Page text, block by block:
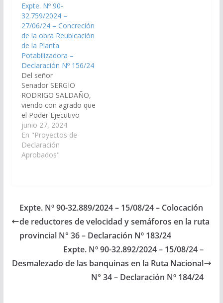
mutua colaboración
con los municipios de
la Provincia para el
diagnóstico técnico
edilicio de las Unidades
Educativas
dependientes del
organismo, y
asimismo…
Expte. Nº 90-
32.759/2024 –
27/06/24 – Concreción
de la obra Reubicación
de la Planta
Potabilizadora –
Declaración Nº 156/24
Del señor
Senador SERGIO
RODRIGO SALDAÑO,
viendo con agrado que
el Poder Ejecutivo
Provincial, a través del
Ministerio de
Infraestructura
disponga las medidas y
Cafayate, en el paraje
San Luis del
departamento
Cafayate (Expte. Nº 90-
32.759/2024, a la
junio 27, 2024
En "Proyectos de
Declaración
Aprobados"
Expte. Nº 90-32.889/2024 – 15/08/24 – Colocación
de reductores de velocidad y semáforos en la ruta
provincial N° 36 – Declaración Nº 183/24
Expte. Nº 90-32.892/2024 – 15/08/24 –
Desmalezado de las banquinas en la Ruta Nacional
N° 34 – Declaración Nº 184/24